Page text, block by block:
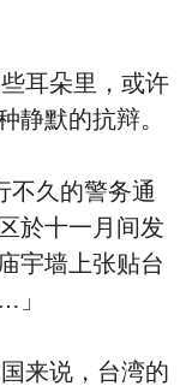
耳朵里，或许
静默的抗辩。
久的警务通
於十一月间发
宇墙上张贴台
」
来说，台湾的